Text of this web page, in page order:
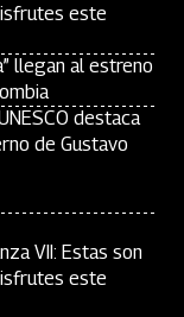
este
llegan al estreno
destaca
de Gustavo
VII: Estas son
este